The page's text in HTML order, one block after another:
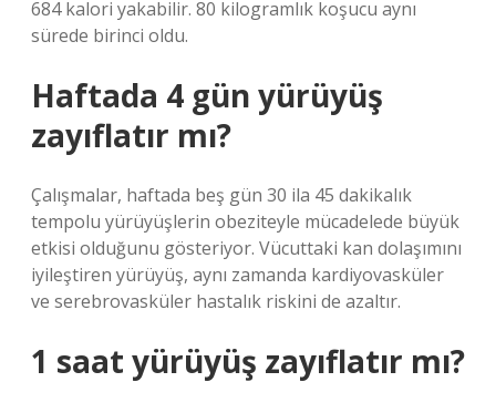
684 kalori yakabilir. 80 kilogramlık koşucu aynı
sürede birinci oldu.
Haftada 4 gün yürüyüş
zayıflatır mı?
Çalışmalar, haftada beş gün 30 ila 45 dakikalık
tempolu yürüyüşlerin obeziteyle mücadelede büyük
etkisi olduğunu gösteriyor. Vücuttaki kan dolaşımını
iyileştiren yürüyüş, aynı zamanda kardiyovasküler
ve serebrovasküler hastalık riskini de azaltır.
1 saat yürüyüş zayıflatır mı?